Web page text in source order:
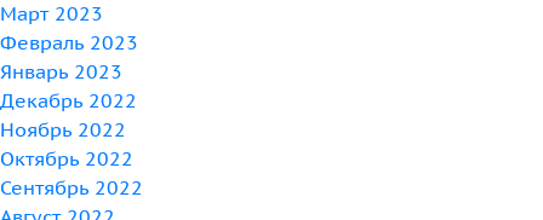
Март 2023
Февраль 2023
Январь 2023
Декабрь 2022
Ноябрь 2022
Октябрь 2022
Сентябрь 2022